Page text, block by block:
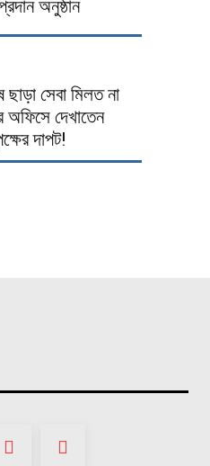
অনুষ্ঠান
ছাড়া সেবা মিলত না
অফিসে দেখাতেন
দাপট!